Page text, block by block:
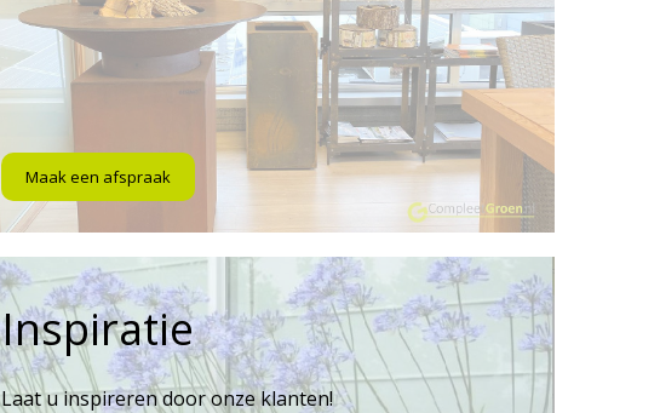
Maak een afspraak
Inspiratie
Laat u inspireren door onze klanten!